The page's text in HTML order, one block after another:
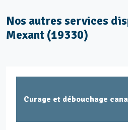
Nos autres services
Mexant (19330)
Curage et débouchage